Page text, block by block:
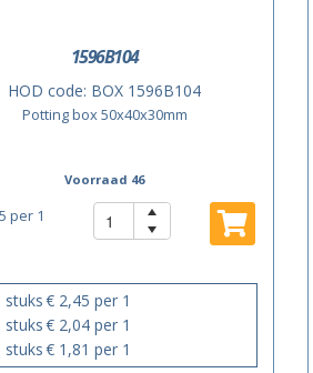
1596B104
HOD code: BOX 1596B104
Potting box 50x40x30mm
Voorraad 46
per 1
stuks€ 2,45 per 1
stuks€ 2,04 per 1
stuks€ 1,81 per 1